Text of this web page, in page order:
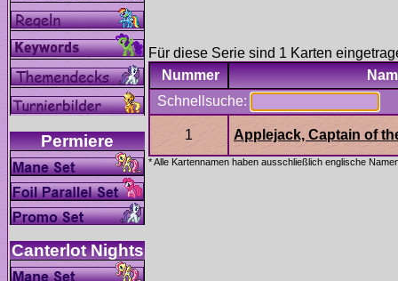
Für diese Serie sind 1 Karten
Nummer
Schnellsuche:
Applejack, Captain of